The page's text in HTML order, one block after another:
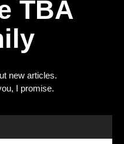
TBA
new articles.
I promise.